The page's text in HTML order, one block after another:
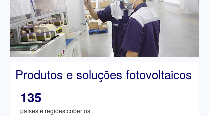
Produtos e soluções fotovoltaicos
135
países e regiões cobertos